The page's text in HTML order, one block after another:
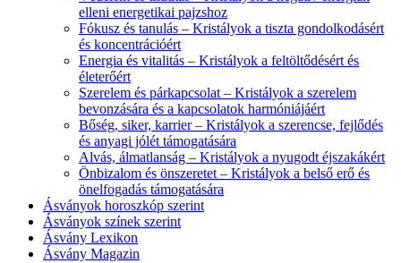
elleni energetikai pajzshoz
Fókusz és tanulás – Kristályok a tiszta gondolkodásért
és koncentrációért
Energia és vitalitás – Kristályok a feltöltődésért és
életerőért
Szerelem és párkapcsolat – Kristályok a szerelem
bevonzására és a kapcsolatok harmóniájáért
Bőség, siker, karrier – Kristályok a szerencse, fejlődés
és anyagi jólét támogatására
Alvás, álmatlanság – Kristályok a nyugodt éjszakákért
Önbizalom és önszeretet – Kristályok a belső erő és
önelfogadás támogatására
Ásványok horoszkóp szerint
Ásványok színek szerint
Ásvány Lexikon
Ásvány Magazin